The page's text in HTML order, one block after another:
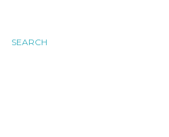
SEARCH